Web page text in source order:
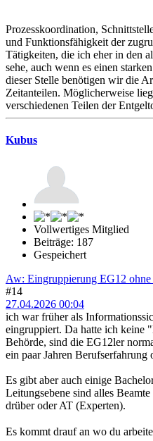
Prozesskoordination,
und Funktionsfähigkeit der
Tätigkeiten, die ich eher in den
sehe, auch wenn es einen
dieser Stelle benötigen wir die
Zeitanteilen. Möglicherweise
verschiedenen Teilen der
Kubus
Vollwertiges Mitglied
Beiträge: 187
Gespeichert
Aw: Eingruppierung EG12
#14
27.04.2026 00:04
ich war früher als
eingruppiert. Da hatte ich keine
Behörde, sind die EG12ler
ein paar Jahren Berufserfahrung
Es gibt aber auch einige
Leitungsebene sind alles
drüber oder AT (Experten).
Es kommt drauf an wo du